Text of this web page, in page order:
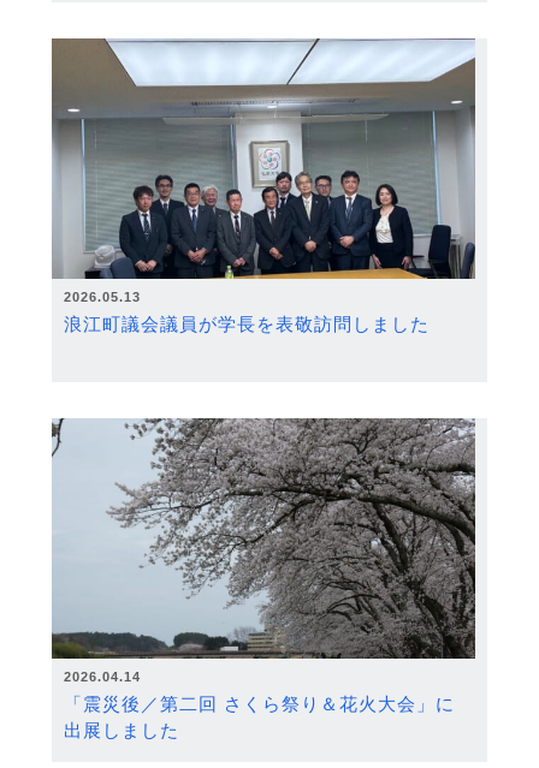
2026.05.13
浪江町議会議員が学長を表敬訪問しました
2026.04.14
「震災後／第二回 さくら祭り＆花火大会」に
出展しました